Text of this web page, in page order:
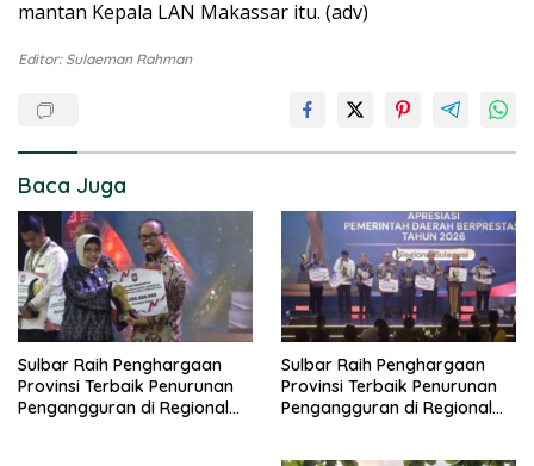
mantan Kepala LAN Makassar itu. (adv)
Editor: Sulaeman Rahman
Baca Juga
Sulbar Raih Penghargaan
Provinsi Terbaik Penurunan
Pengangguran di Regional
Sulbar Raih Penghargaan
Provinsi Terbaik Penurunan
Pengangguran di Regional